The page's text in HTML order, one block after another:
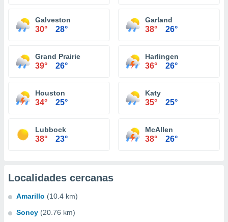
Galveston
30° 28°
Garland
38° 26°
Grand Prairie
39° 26°
Harlingen
36° 26°
Houston
34° 25°
Katy
35° 25°
Lubbock
38° 23°
McAllen
38° 26°
Localidades cercanas
Amarillo (10.4 km)
Soncy (20.76 km)